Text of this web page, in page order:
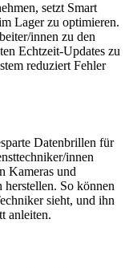
setzt Smart
Lager zu optimieren.
innen zu den
Echtzeit-Updates zu
reduziert Fehler
Datenbrillen für
innen
Kameras und
So können
sieht, und ihn
anleiten.